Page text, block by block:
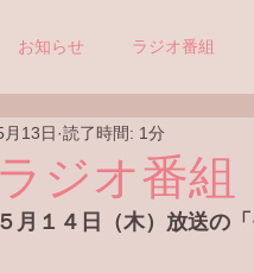
お知らせ ラジオ番組
ツアーの募集
ラジオ番組
月13日 読了時間: 1分
５月１４日（木）放送の